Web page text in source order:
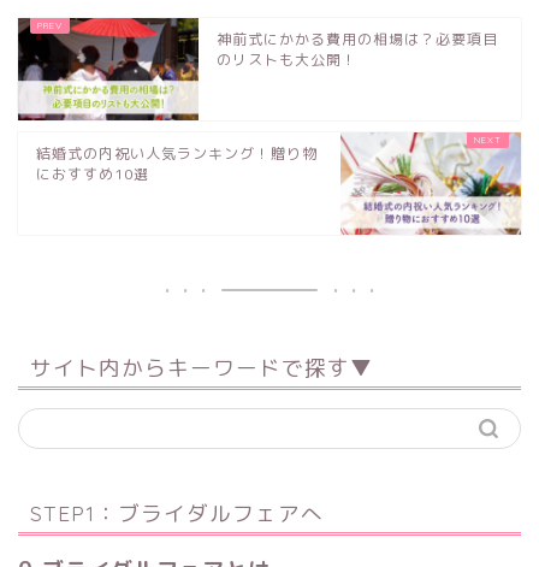
神前式にかかる費用の相場は？必要項目
のリストも大公開！
結婚式の内祝い人気ランキング！贈り物
におすすめ10選
サイト内からキーワードで探す▼
STEP1：ブライダルフェアへ